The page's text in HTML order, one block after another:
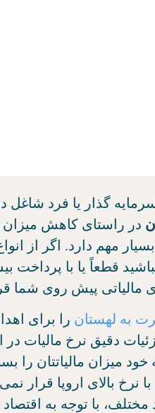
گذار یا فرد شاغل
در راستای کاهش
مهم دارد. اگر از
قطعاً یا با پرداخت
مالیاتی پیش روی شما
به لهستان را برای
دقیق نرخ مالیات
میزان مالیاتتان را
نرخ بالای اروپا قرار
با توجه به